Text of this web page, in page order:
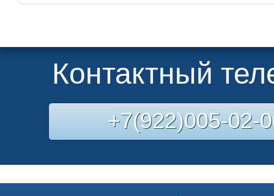
Контактный
+7(922)005-02-